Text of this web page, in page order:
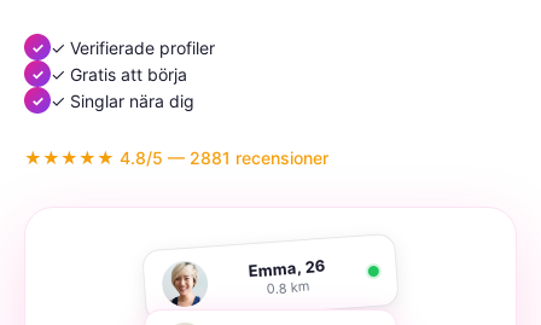
✓ Verifierade profiler
✓ Gratis att börja
✓ Singlar nära dig
★★★★★ 4.8/5 — 2881 recensioner
Emma, 26
0.8 km